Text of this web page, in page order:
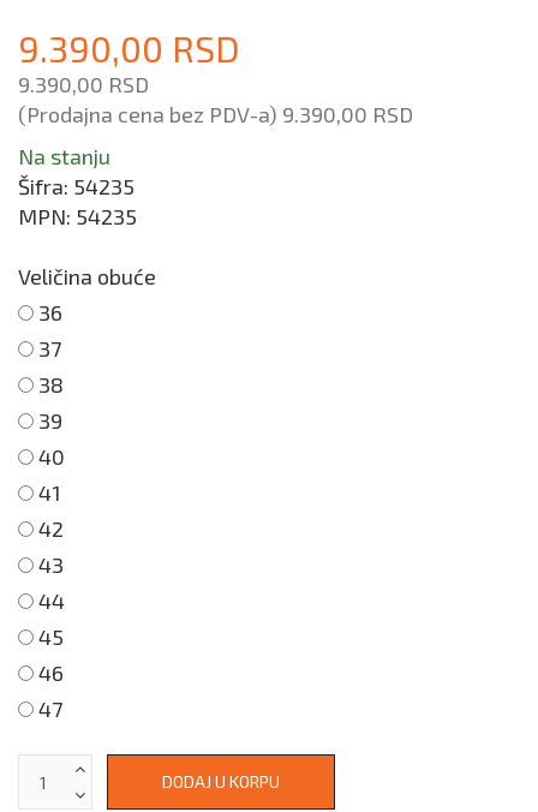
9.390,00 RSD
9.390,00 RSD
(Prodajna cena bez PDV-a) 9.390,00 RSD
Na stanju
Šifra: 54235
MPN: 54235
Veličina obuće
36
37
38
39
40
41
42
43
44
45
46
47